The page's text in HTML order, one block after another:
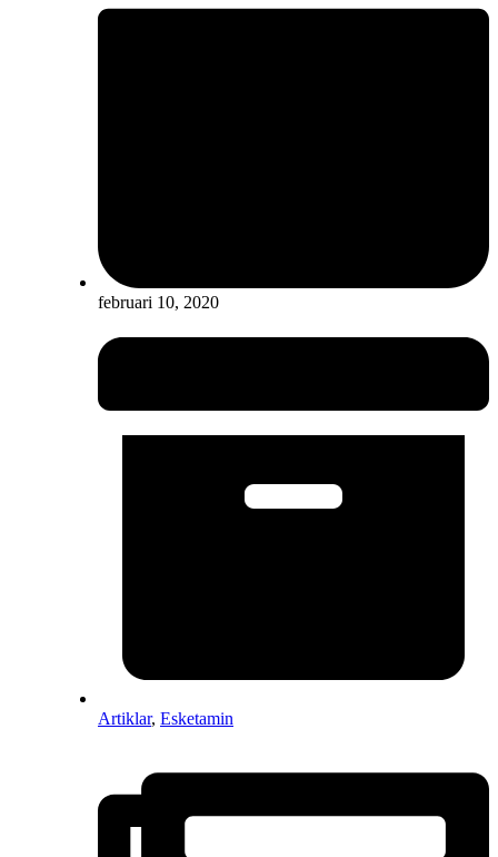
februari 10, 2020
Artiklar, Esketamin